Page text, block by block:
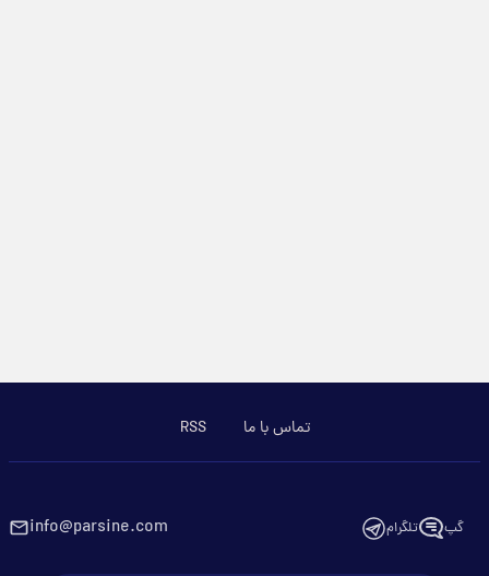
تماس با ما RSS
گپ تلگرام info@parsine.com